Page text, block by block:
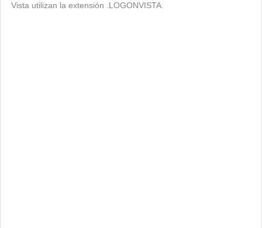
Vista utilizan la extensión .LOGONVISTA.